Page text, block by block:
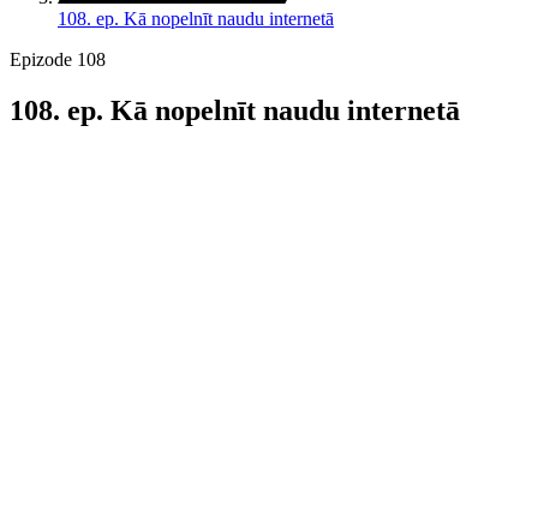
108. ep. Kā nopelnīt naudu internetā
Epizode 108
108. ep. Kā nopelnīt naudu internetā